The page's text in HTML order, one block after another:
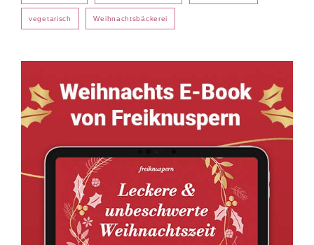
vegetarisch Weihnachtsbäckerei